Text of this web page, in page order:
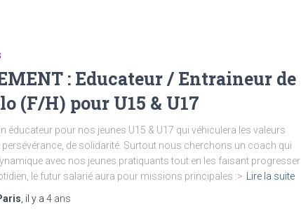
: Educateur / Entraineur de
(F/H) pour U15 & U17
éducateur pour nos jeunes U15 & U17 qui véhiculera les valeurs
persévérance, de solidarité. Surtout nous cherchons un coach qui
avec nos jeunes pratiquants tout en les faisant progresser
le futur salarié aura pour missions principales :>
Lire la suite
, il y a 4 ans